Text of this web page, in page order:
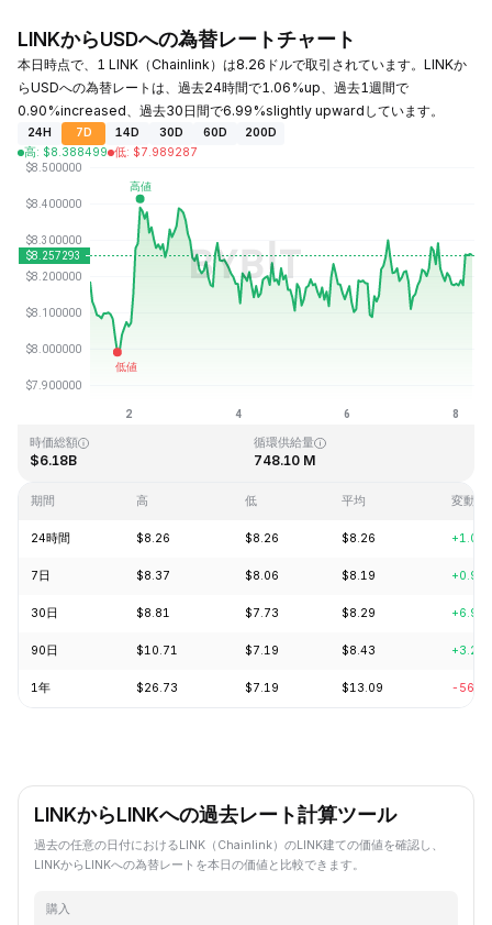
LINKからUSDへの為替レートチャート
本日時点で、1 LINK（Chainlink）は8.26ドルで取引されています。LINKか
らUSDへの為替レートは、過去24時間で1.06%up、過去1週間で
0.90%increased、過去30日間で6.99%slightly upwardしています。
24H 7D 14D 30D 60D
200D
高: $8.388499 低: $7.989287
最終更新日時：2026-08-08、06:53 GMT+0
過去最高値
時価総額
$6.18B
循環供給量
748.10 M
期間 高 低 平均 変動
24時間 $8.26 $8.26 $8.26
7日 $8.37 $8.06 $8.19
30日 $8.81 $7.73 $8.29
90日 $10.71 $7.19 $8.43
1年 $26.73 $7.19 $13.09 -
LINKからLINKへの過去レート計算ツール
過去の任意の日付におけるLINK（Chainlink）のLINK建ての価値を確認し、
LINKからLINKへの為替レートを本日の価値と比較できます。
購入